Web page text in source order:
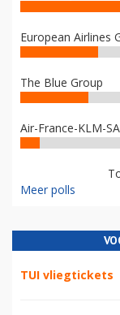
European Airlines
The Blue Group
Air-France-KLM-
Meer polls
TUI vliegtickets